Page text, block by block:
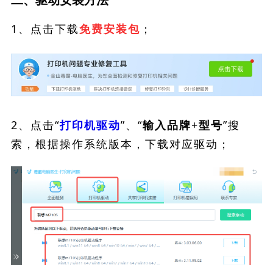
1、点击下载免费安装包 ；
2、点击“打印机驱动”、“输入品牌+型号”搜
索，根据操作系统版本，下载对应驱动；